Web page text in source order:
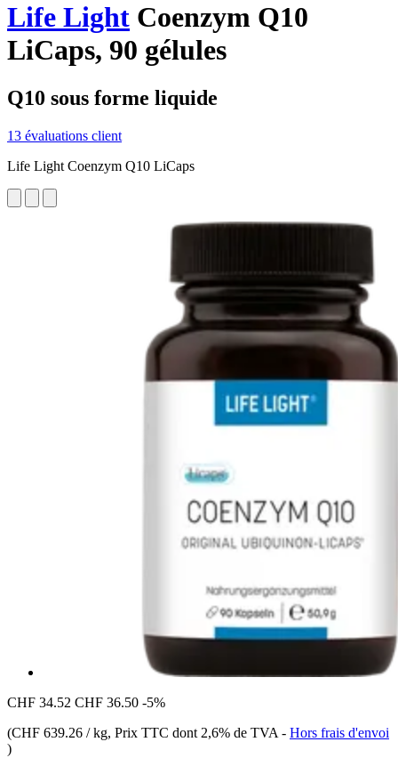
Life Light Coenzym Q10
LiCaps, 90 gélules
Q10 sous forme liquide
13 évaluations client
Life Light Coenzym Q10 LiCaps
CHF 34.52 CHF 36.50 -5%
(CHF 639.26 / kg, Prix TTC dont 2,6% de TVA - Hors frais d'envoi
)